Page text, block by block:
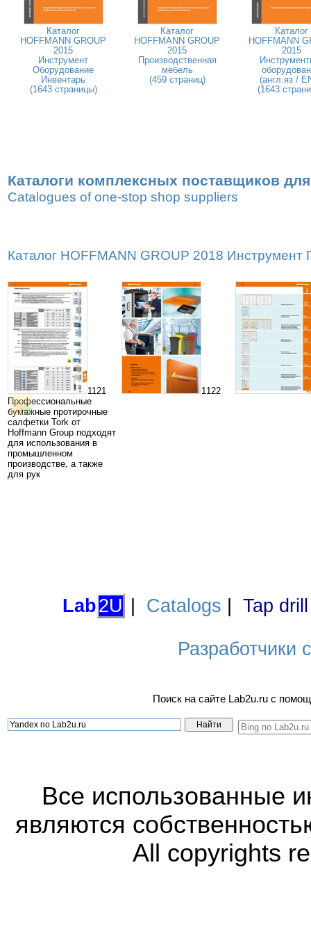
Каталог
HOFFMANN GROUP
2015
Инструмент
Оборудование
Инвентарь
(1643 страницы)
Каталог
HOFFMANN GROUP
2015
Производственная
мебель
(459 страниц)
Каталог
HOFFMANN
2015
(англ.яз /
(1643
Каталоги комплексных поставщиков
Catalogues of one-stop shop suppliers
Каталог HOFFMANN GROUP 2018
1121
Профессиональные
бумажные протирочные
салфетки Tork от
Hoffmann Group подходят
для использования в
промышленном
производстве, а также
для рук
1122
Lab2U Catalogs Tap
Разработчики
Поиск на сайте Lab2u.ru с
Все использованные
являются
All copyrights